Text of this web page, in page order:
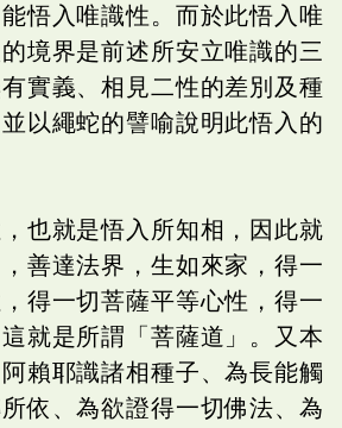
悟入唯識性。而於此悟入唯
境界是前述所安立唯識的三
實義、相見二性的差別及種
以繩蛇的譬喻說明此悟入的
也就是悟入所知相，因此就
善達法界，生如來家，得一
得一切菩薩平等心性，得一
就是所謂「菩薩道」。又本
賴耶識諸相種子、為長能觸
依、為欲證得一切佛法、為